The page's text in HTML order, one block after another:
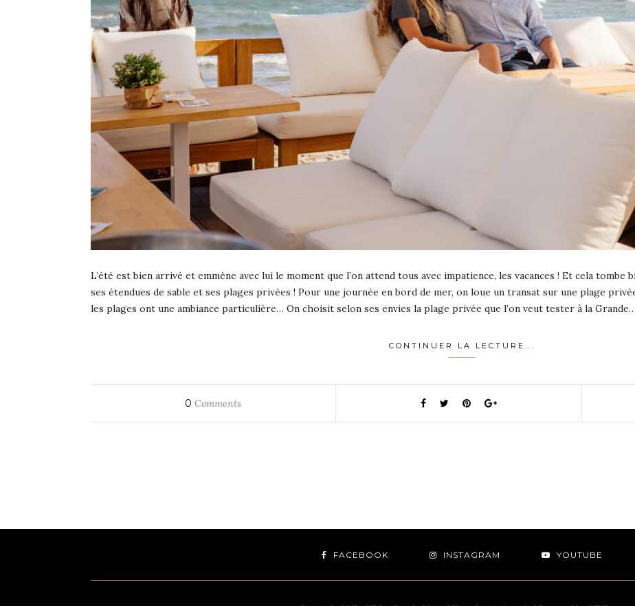
L’été est bien arrivé et emmène avec lui le moment que l’on attend tous avec impatience, les vacances ! Et cela
ses étendues de sable et ses plages privées ! Pour une journée en bord de mer, on loue un transat sur une plage
les plages ont une ambiance particulière… On choisit selon ses envies la plage privée que l’on veut tester à la Grande…
CONTINUER LA LECTURE...
0 Comments
FACEBOOK INSTAGRAM YOUTUBE